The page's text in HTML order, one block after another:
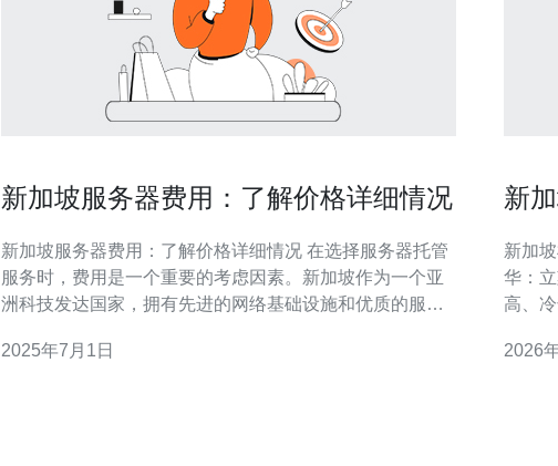
新加坡服务器费用：了解价格详细情况
新加坡服务器费用：了解价格详细情况 在选择服务器托管
服务时，费用是一个重要的考虑因素。新加坡作为一个亚
洲科技发达国家，拥有先进的网络基础设施和优质的服务
明智的决定。 新加坡的服务器租用费用通常根据所选择的
2025年7月1日
新
新加坡
华：
高、
可以迁出到
2026